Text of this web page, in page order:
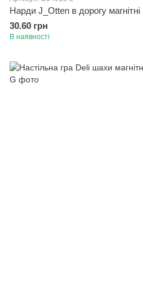
Нарди J_Otten в дорогу
30.60 грн
В наявності